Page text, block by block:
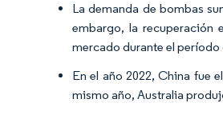
La demanda de bombas
embargo, la
mercado durante el
En el año 2022, China fue
mismo año, Australia